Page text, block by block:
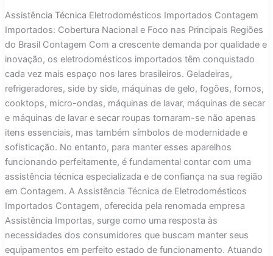
Assistência Técnica Eletrodomésticos Importados Contagem
Importados: Cobertura Nacional e Foco nas Principais Regiões
do Brasil Contagem Com a crescente demanda por qualidade e
inovação, os eletrodomésticos importados têm conquistado
cada vez mais espaço nos lares brasileiros. Geladeiras,
refrigeradores, side by side, máquinas de gelo, fogões, fornos,
cooktops, micro-ondas, máquinas de lavar, máquinas de secar
e máquinas de lavar e secar roupas tornaram-se não apenas
itens essenciais, mas também símbolos de modernidade e
sofisticação. No entanto, para manter esses aparelhos
funcionando perfeitamente, é fundamental contar com uma
assistência técnica especializada e de confiança na sua região
em Contagem. A Assistência Técnica de Eletrodomésticos
Importados Contagem, oferecida pela renomada empresa
Assistência Importas, surge como uma resposta às
necessidades dos consumidores que buscam manter seus
equipamentos em perfeito estado de funcionamento. Atuando